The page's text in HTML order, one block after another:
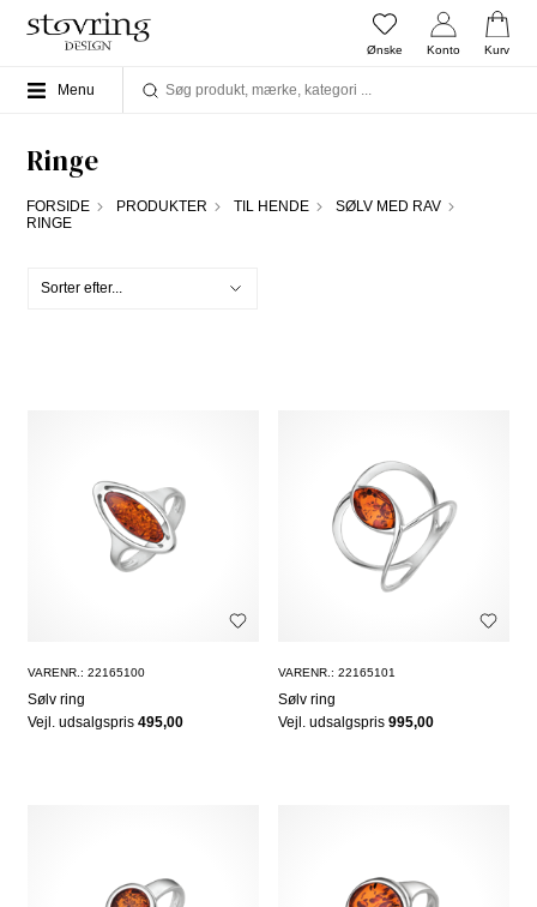
Ønske Konto Kurv
Menu
Ringe
FORSIDE PRODUKTER TIL HENDE
SØLV MED RAV
RINGE
VARENR.: 22165100
Sølv ring
Vejl. udsalgspris 495,00
VARENR.: 22165101
Sølv ring
Vejl. udsalgspris995,00